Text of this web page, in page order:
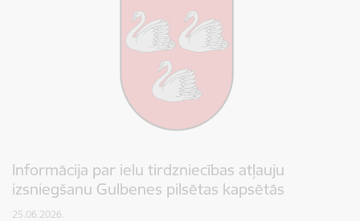
Informācija par ielu tirdzniecības atļauju
izsniegšanu Gulbenes pilsētas kapsētās
25.06.2026.